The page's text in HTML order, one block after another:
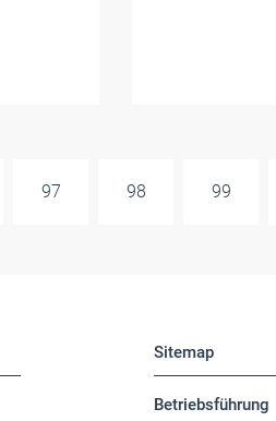
97 98 99
Sitemap
Betriebsführung